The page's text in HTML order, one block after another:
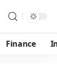
Finance